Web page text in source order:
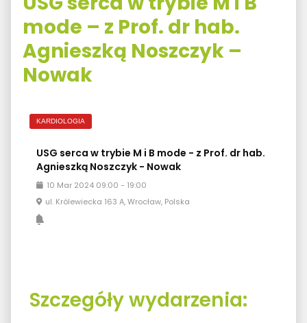
mode – z Prof. dr hab.
Agnieszką Noszczyk –
Nowak
KARDIOLOGIA
USG serca w trybie M i B mode - z Prof. dr hab.
Agnieszką Noszczyk - Nowak
10 Mar 2024 09:00 - 19:00
ul. Królewiecka 163 A, Wrocław, Polska
Szczegóły wydarzenia: